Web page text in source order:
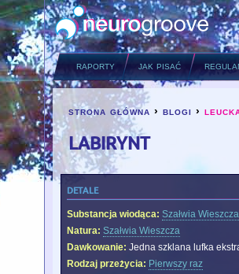
raporty jak pisać
you are here
strona główna ›blogi ›
labirynt
detale
Substancja wiodąca: Szałwia Wieszcza
Natura: Szałwia Wieszcza
Dawkowanie: Jedna szklana lufka
Rodzaj przeżycia: Pierwszy raz